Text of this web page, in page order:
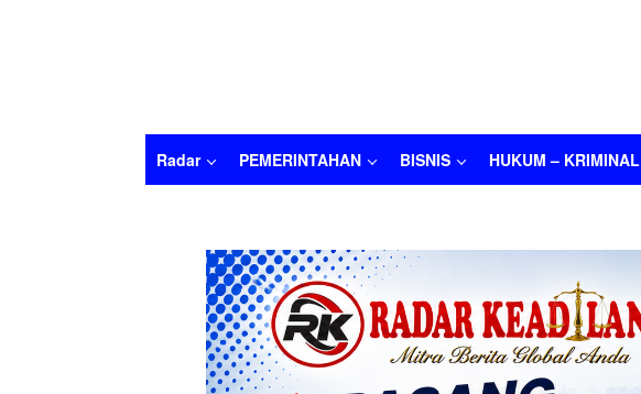
Radar PEMERINTAHAN BISNIS HUKUM – KRIMINAL